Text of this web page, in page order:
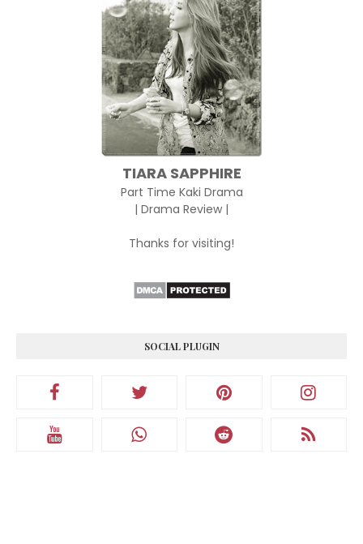
TIARA SAPPHIRE
Part Time Kaki Drama
| Drama Review |
Thanks for visiting!
SOCIAL PLUGIN